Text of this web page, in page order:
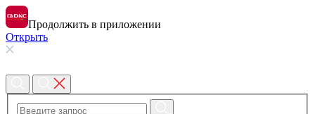
Продолжить в приложении
Открыть